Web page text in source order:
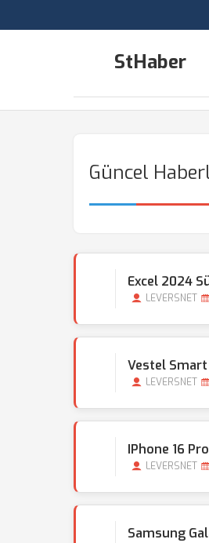
StHaber
Güncel
Excel 2024
LEVERSNET
Vestel Smart
LEVERSNET
IPhone 16
LEVERSNET
Samsung